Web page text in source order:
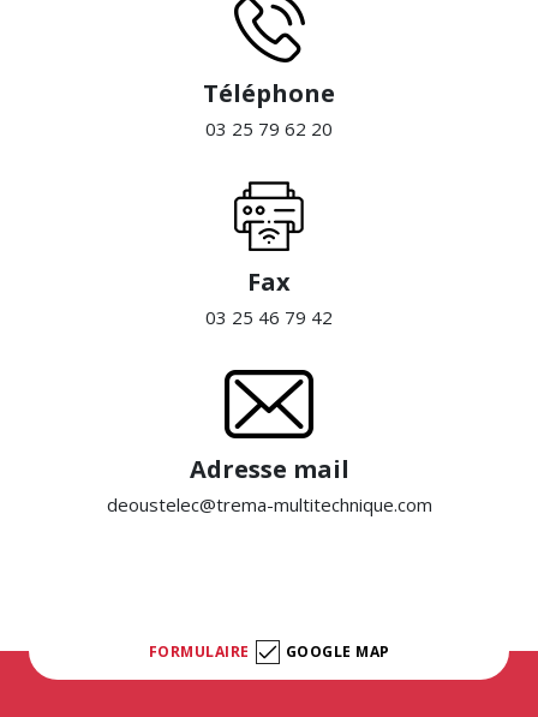
Téléphone
03 25 79 62 20
Fax
03 25 46 79 42
Adresse mail
deoustelec@trema-multitechnique.com
FORMULAIRE GOOGLE MAP